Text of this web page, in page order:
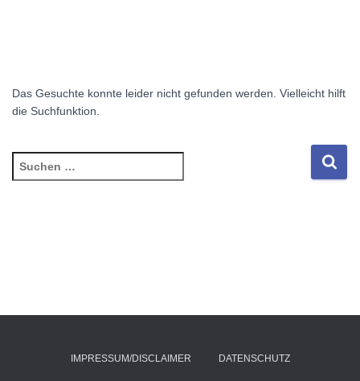
Das Gesuchte konnte leider nicht gefunden werden. Vielleicht hilft
die Suchfunktion.
Suchen
nach:
IMPRESSUM/DISCLAIMER DATENSCHUTZ